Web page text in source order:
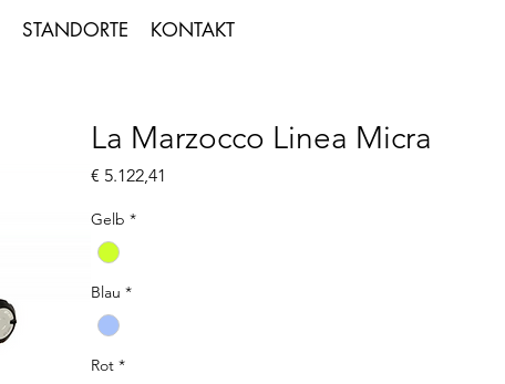
STANDORTE KONTAKT
La Marzocco Linea Micra
€ 5.122,41
Gelb *
Blau *
Rot *